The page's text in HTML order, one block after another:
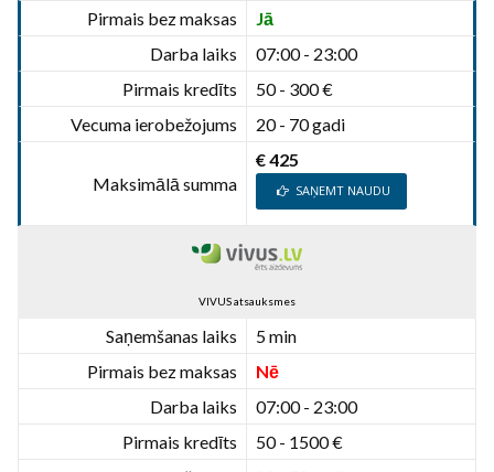
Pirmais bez maksas
Jā
Darba laiks
07:00 - 23:00
Pirmais kredīts
50 - 300 €
Vecuma ierobežojums
20 - 70 gadi
Maksimālā summa
€ 425
SAŅEMT NAUDU
VIVUS atsauksmes
Saņemšanas laiks
5 min
Pirmais bez maksas
Nē
Darba laiks
07:00 - 23:00
Pirmais kredīts
50 - 1500 €